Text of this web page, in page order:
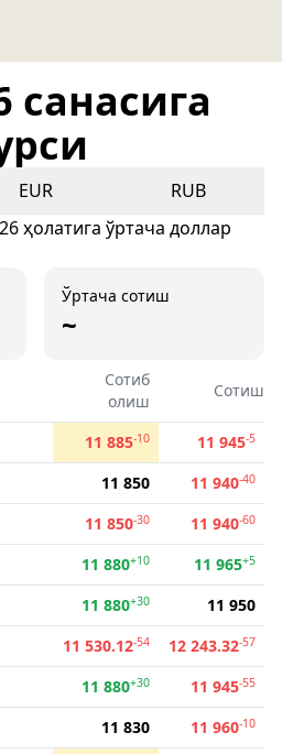
санасига
EUR
RUB
ҳолатига ўртача доллар
Ўртача сотиш
~
Сотиб
олиш
Сотиш
11 885-10 11 945-5
11 850 11 940-40
11 850-30 11 940-60
11 880+10 11 965+5
11 880+30
11 950
11 530.12-54 12 243.32-57
11 880+30 11 945-55
11 830 11 960-10